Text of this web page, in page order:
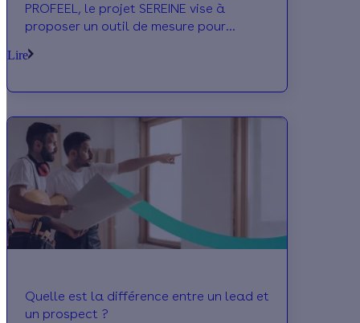
PROFEEL, le projet SEREINE vise à
proposer un outil de mesure pour
rénovation énergétique après livraison.
fin, l’équipe projet appelle les maîtres
d’ouvrage ou propriétaires à participer
aux derniers essais.
Lire
Quelle est la différence entre un lead et
un prospect ?